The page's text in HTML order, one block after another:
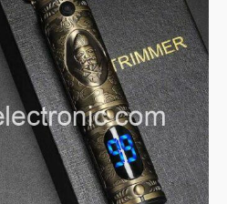
هو:
﷼9,500.
هو:
﷼8,000.
VGR
قابلة
للشحن
الاصلي
ابو
شاشة
لعرض
نسبة
الشحن